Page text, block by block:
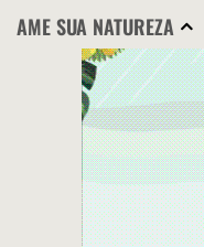
AME SUA NATUREZA